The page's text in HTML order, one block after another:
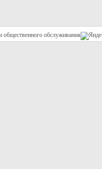
обслуживания